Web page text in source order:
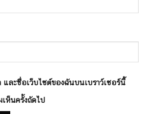
ละชื่อเว็บไซต์ของฉันบนเบราว์เซอร์นี้
เห็นครั้งถัดไป